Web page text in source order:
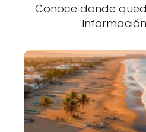
Conoce donde